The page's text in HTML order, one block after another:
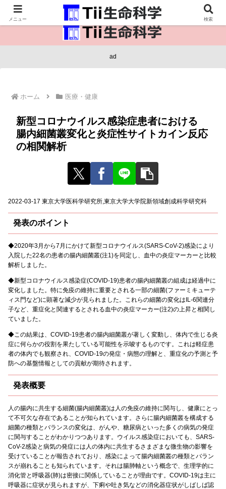
医療保健・生命・生物の情報インフラ。
ad
ホーム 医療・健康
新型コロナウイルス感染症患者における
腸内細菌叢変化と炎症性サイトカイン反応
の相関解析
2022-03-17 東京大学医科学研究所,東京大学大学院新領域創成科学研究科
発表のポイント
◆2020年3月から7月にかけて新型コロナウイルス(SARS-CoV-2)感染により
入院した22名の患者の腸内細菌叢(注1)を同定し、血中の炎症マーカーと比較
解析しました。
◆新型コロナウイルス感染症(COVID-19)患者の腸内細菌叢の組成は経過中に
変化しました。特に免疫の維持に重要とされる一部の細菌(ファーミキューテ
ィス門など)に顕著な減少が見られました。これらの細菌の変化はIL-6関連分
子など、重症化と関連するとされる血中の炎症マーカー(注2)の上昇と相関し
ていました。
◆この結果は、COVID-19患者の腸内細菌叢が著しく変動し、体内で生じる炎
症に何らかの役割を果たしている可能性を示唆するものです。これは軽症患
者の体内でも観察され、COVID-19の発症・病態の理解と、重症化の予測と予
防への基盤情報としての貢献が期待されます。
発表概要
人の腸内に共生する細菌(腸内細菌叢)は人の免疫の維持に関与し、健康にとっ
て不可欠な存在であることが知られています。さらに腸内細菌叢を構成する
細菌の種類とバランスの変化は、がんや、糖尿病といった多くの病気の発症
に関与することがわかりつつあります。ウイルス感染症においても、SARS-
CoV-2感染と病気の発症には人の体内に共生するさまざまな微生物の影響を
受けていることが報告されており、感染によって腸内細菌叢の種類とバラン
スが崩れることも知られています。それは腸肺軸という概念で、生理学的に
消化管と呼吸器(肺)は密接に関係していることが理由です。COVID-19は主に
呼吸器に症状が見られますが、下痢や吐き気などの消化器症状がしばしば認
メニュー 検索